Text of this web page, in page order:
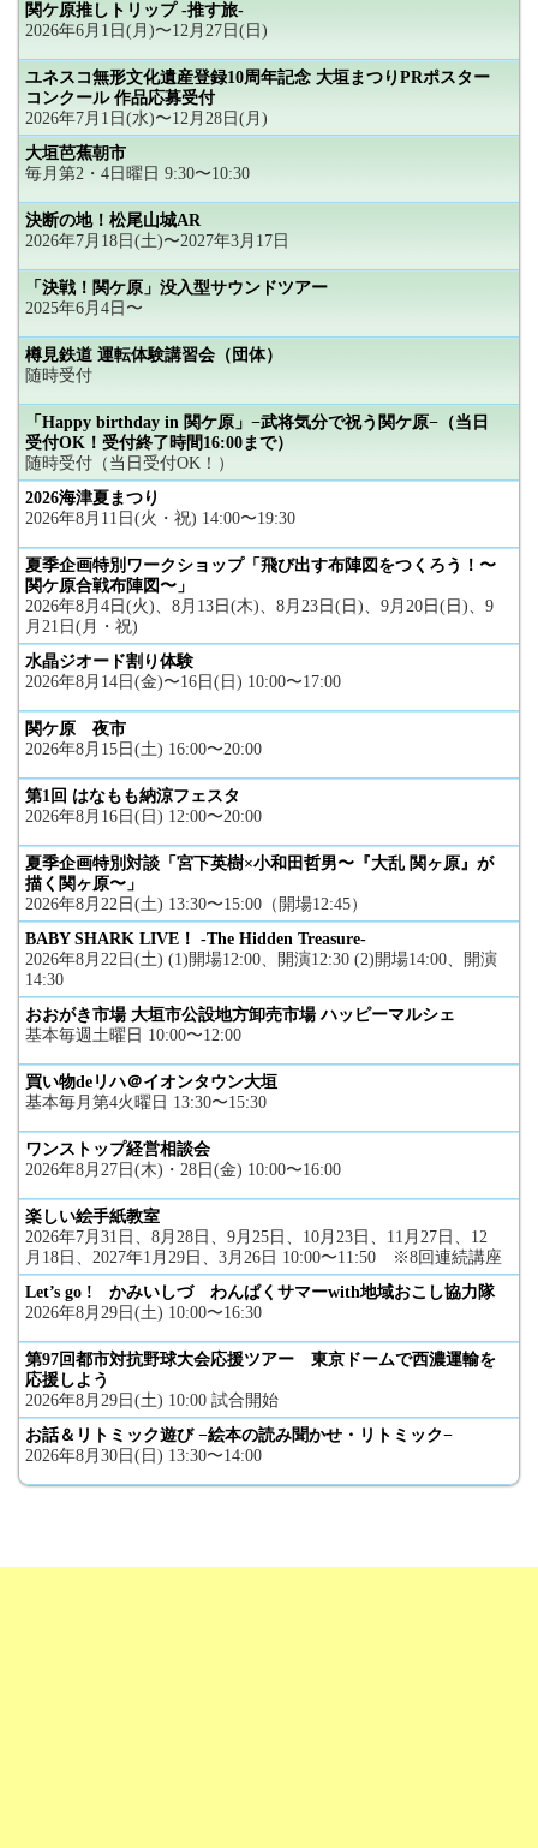
関ケ原推しトリップ -推す旅-
2026年6月1日(月)〜12月27日(日)
ユネスコ無形文化遺産登録10周年記念 大垣まつりPRポスター
コンクール 作品応募受付
2026年7月1日(水)〜12月28日(月)
大垣芭蕉朝市
毎月第2・4日曜日 9:30〜10:30
決断の地！松尾山城AR
2026年7月18日(土)〜2027年3月17日
「決戦！関ケ原」没入型サウンドツアー
2025年6月4日〜
樽見鉄道 運転体験講習会（団体）
随時受付
「Happy birthday in 関ケ原」−武将気分で祝う関ケ原−（当日
受付OK！受付終了時間16:00まで）
随時受付（当日受付OK！）
2026海津夏まつり
2026年8月11日(火・祝) 14:00〜19:30
夏季企画特別ワークショップ「飛び出す布陣図をつくろう！〜
関ケ原合戦布陣図〜」
2026年8月4日(火)、8月13日(木)、8月23日(日)、9月20日(日)、9
月21日(月・祝)
水晶ジオード割り体験
2026年8月14日(金)〜16日(日) 10:00〜17:00
関ケ原 夜市
2026年8月15日(土) 16:00〜20:00
第1回 はなもも納涼フェスタ
2026年8月16日(日) 12:00〜20:00
夏季企画特別対談「宮下英樹×小和田哲男〜『大乱 関ヶ原』が
描く関ヶ原〜」
2026年8月22日(土) 13:30〜15:00（開場12:45）
BABY SHARK LIVE！ -The Hidden Treasure-
2026年8月22日(土) (1)開場12:00、開演12:30 (2)開場14:00、開演
14:30
おおがき市場 大垣市公設地方卸売市場 ハッピーマルシェ
基本毎週土曜日 10:00〜12:00
買い物deリハ＠イオンタウン大垣
基本毎月第4火曜日 13:30〜15:30
ワンストップ経営相談会
2026年8月27日(木)・28日(金) 10:00〜16:00
楽しい絵手紙教室
2026年7月31日、8月28日、9月25日、10月23日、11月27日、12
月18日、2027年1月29日、3月26日 10:00〜11:50 ※8回連続講座
Let’s go ! かみいしづ わんぱくサマーwith地域おこし協力隊
2026年8月29日(土) 10:00〜16:30
第97回都市対抗野球大会応援ツアー 東京ドームで西濃運輸を
応援しよう
2026年8月29日(土) 10:00 試合開始
お話＆リトミック遊び −絵本の読み聞かせ・リトミック−
2026年8月30日(日) 13:30〜14:00